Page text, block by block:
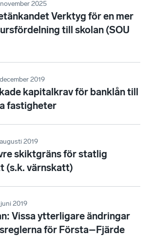
2025
Verktyg för en mer
till skolan (SOU
2019
kapitalkrav för banklån till
fastigheter
2019
skiktgräns för statlig
(s.k. värnskatt)
2019
Vissa ytterligare ändringar
för Första–Fjärde